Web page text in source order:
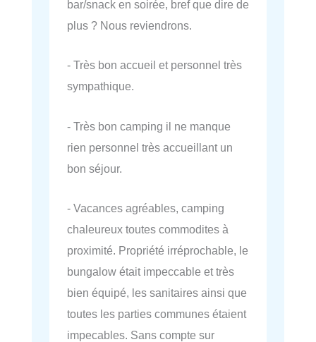
bar/snack en soirée, bref que dire de
plus ? Nous reviendrons.
- Très bon accueil et personnel très
sympathique.
- Très bon camping il ne manque
rien personnel très accueillant un
bon séjour.
- Vacances agréables, camping
chaleureux toutes commodites à
proximité. Propriété irréprochable, le
bungalow était impeccable et très
bien équipé, les sanitaires ainsi que
toutes les parties communes étaient
impecables. Sans compte sur